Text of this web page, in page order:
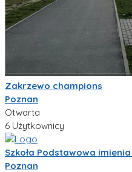
Zakrzewo champions
Poznan
Otwarta
6 Użytkownicy
Szkoła Podstawowa
Poznan